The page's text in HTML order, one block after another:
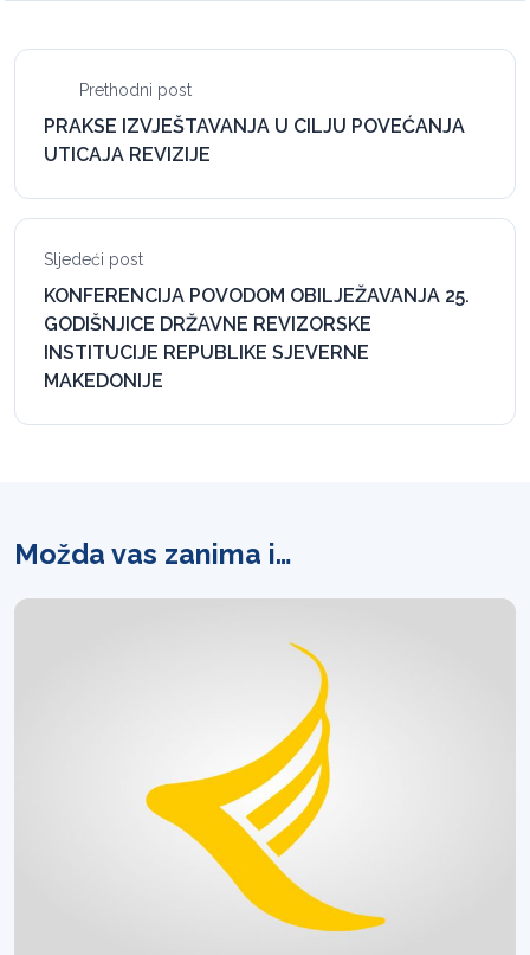
Prethodni post
PRAKSE IZVJEŠTAVANJA U CILJU POVEĆANJA
UTICAJA REVIZIJE
Sljedeći post
KONFERENCIJA POVODOM OBILJEŽAVANJA 25.
GODIŠNJICE DRŽAVNE REVIZORSKE
INSTITUCIJE REPUBLIKE SJEVERNE
MAKEDONIJE
Možda vas zanima i…